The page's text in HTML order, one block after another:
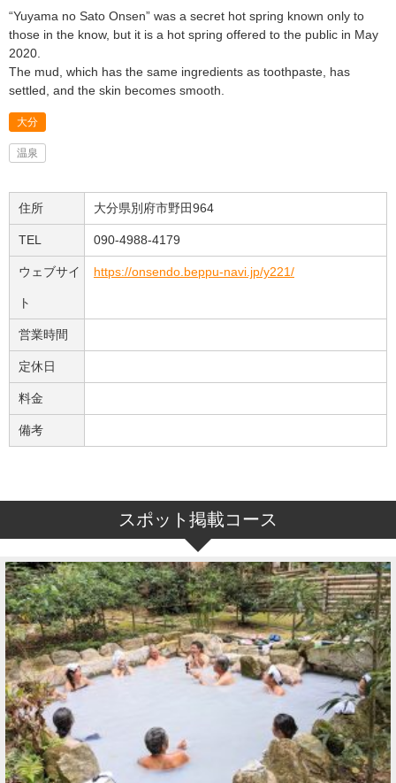
“Yuyama no Sato Onsen” was a secret hot spring known only to
those in the know, but it is a hot spring offered to the public in May
2020.
The mud, which has the same ingredients as toothpaste, has
settled, and the skin becomes smooth.
大分
温泉
住所 大分県別府市野田964
TEL 090-4988-4179
ウェブサイ
ト
https://onsendo.beppu-navi.jp/y221/
営業時間
定休日
料金
備考
スポット掲載コース